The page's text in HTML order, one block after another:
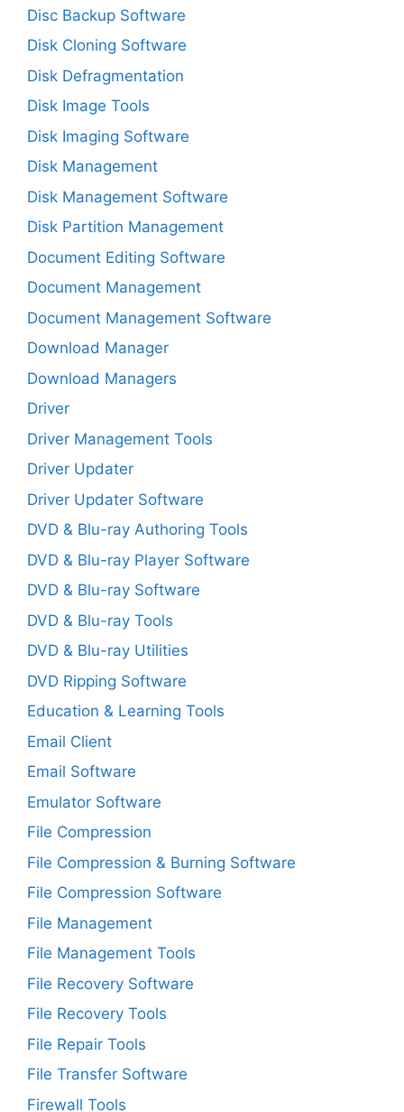
Disc Backup Software
Disk Cloning Software
Disk Defragmentation
Disk Image Tools
Disk Imaging Software
Disk Management
Disk Management Software
Disk Partition Management
Document Editing Software
Document Management
Document Management Software
Download Manager
Download Managers
Driver
Driver Management Tools
Driver Updater
Driver Updater Software
DVD & Blu-ray Authoring Tools
DVD & Blu-ray Player Software
DVD & Blu-ray Software
DVD & Blu-ray Tools
DVD & Blu-ray Utilities
DVD Ripping Software
Education & Learning Tools
Email Client
Email Software
Emulator Software
File Compression
File Compression & Burning Software
File Compression Software
File Management
File Management Tools
File Recovery Software
File Recovery Tools
File Repair Tools
File Transfer Software
Firewall Tools